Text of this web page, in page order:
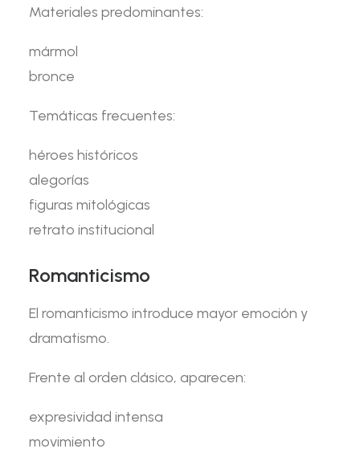
Materiales predominantes:
mármol
bronce
Temáticas frecuentes:
héroes históricos
alegorías
figuras mitológicas
retrato institucional
Romanticismo
El romanticismo introduce mayor emoción y
dramatismo.
Frente al orden clásico, aparecen:
expresividad intensa
movimiento